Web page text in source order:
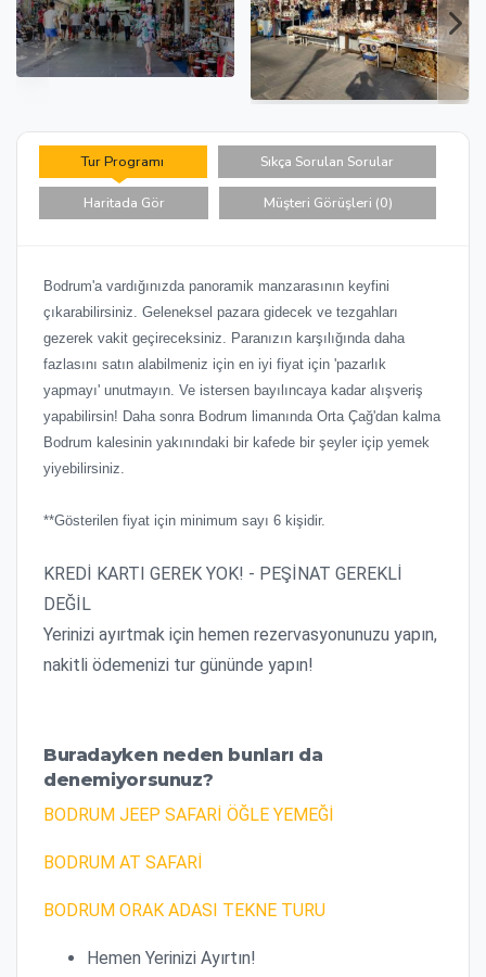
Tur Programı Sıkça Sorulan Sorular
Haritada Gör Müşteri Görüşleri (0)
Bodrum'a vardığınızda panoramik manzarasının keyfini
çıkarabilirsiniz. Geleneksel pazara gidecek ve tezgahları
gezerek vakit geçireceksiniz. Paranızın karşılığında daha
fazlasını satın alabilmeniz için en iyi fiyat için 'pazarlık
yapmayı' unutmayın. Ve istersen bayılıncaya kadar alışveriş
yapabilirsin! Daha sonra Bodrum limanında Orta Çağ'dan kalma
Bodrum kalesinin yakınındaki bir kafede bir şeyler içip yemek
yiyebilirsiniz.
**Gösterilen fiyat için minimum sayı 6 kişidir.
KREDİ KARTI GEREK YOK! - PEŞİNAT GEREKLİ
DEĞİL
Yerinizi ayırtmak için hemen rezervasyonunuzu yapın,
nakitli ödemenizi tur gününde yapın!
Buradayken neden bunları da
denemiyorsunuz?
BODRUM JEEP SAFARİ ÖĞLE YEMEĞİ
BODRUM AT SAFARİ
BODRUM ORAK ADASI TEKNE TURU
Hemen Yerinizi Ayırtın!